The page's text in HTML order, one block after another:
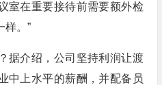
室在重要接待前需要额外检
样。”
据介绍，公司坚持利润让渡
中上水平的薪酬，并配备员